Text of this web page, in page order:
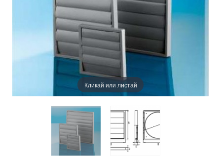
Кликай или листай